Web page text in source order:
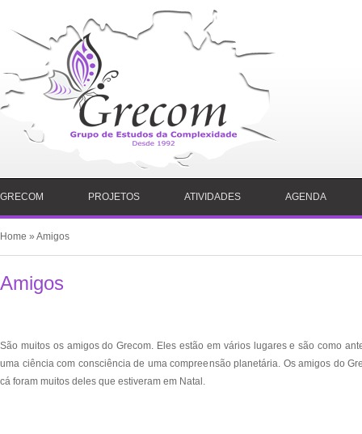
GRECOM PROJETOS ATIVIDADES AGENDA
Home » Amigos
Amigos
São muitos os amigos do Grecom. Eles estão em vários lugares e são como
uma ciência com consciência de uma compreensão planetária. Os amigos do
cá foram muitos deles que estiveram em Natal.